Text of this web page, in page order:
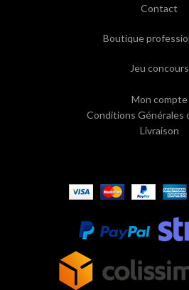
Contact
Boutique
Jeu concours
Mon compte
Conditions Générales
Livraison